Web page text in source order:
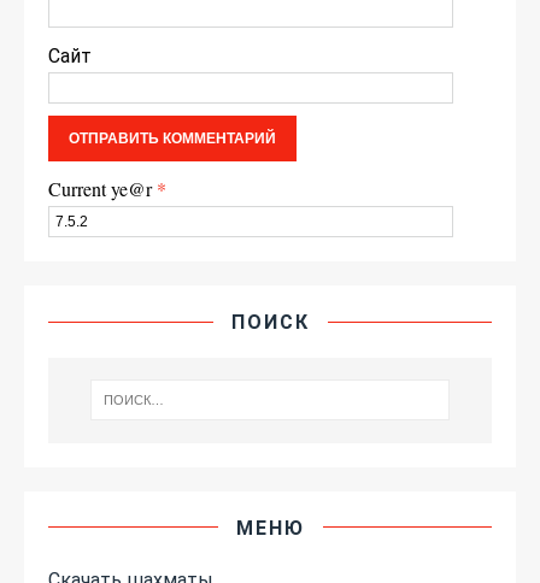
Сайт
Current ye@r*
ПОИСК
МЕНЮ